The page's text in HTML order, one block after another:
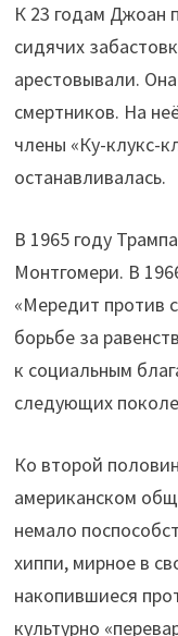
К 23 годам Джоан
сидячих
арестовывали.
смертников. На
члены «Ку-клукс-
останавливалась.
В 1965 году
Монтгомери. В
«Мередит против
борьбе за
к социальным
следующих
Ко второй
американском
немало
хиппи, мирное в
накопившиеся
культурно